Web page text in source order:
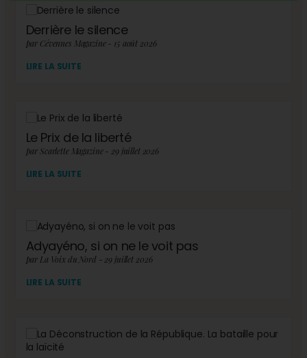
Derrière le silence
par Cévennes Magazine - 15 août 2026
LIRE LA SUITE
Le Prix de la liberté
par Scarlette Magazine - 29 juillet 2026
LIRE LA SUITE
Adyayéno, si on ne le voit pas
par La Voix du Nord - 29 juillet 2026
LIRE LA SUITE